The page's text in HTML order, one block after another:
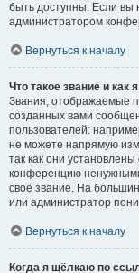
быть доступны. Если вы
администратором
Вернуться к началу
Что такое звание и как
Звания, отображаемые
созданных вами
пользователей:
не можете напрямую
так как они
конференцию
своё звание. На
или администратор
Вернуться к началу
Когда я щёлкаю по